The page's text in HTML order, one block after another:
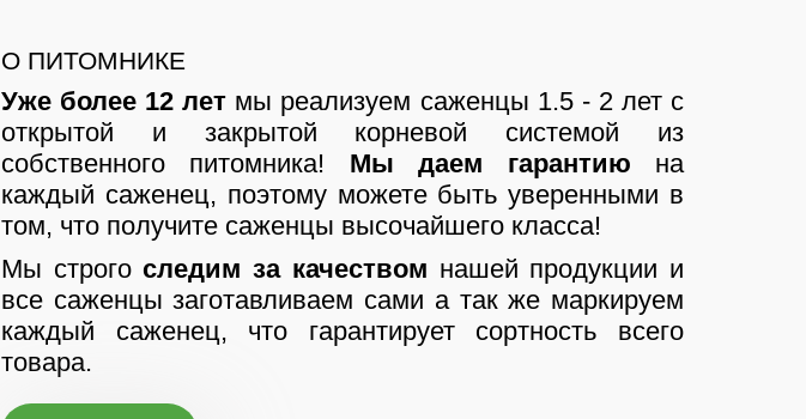
О ПИТОМНИКЕ
Уже более 12 лет мы реализуем саженцы 1.5 - 2 лет с
открытой и закрытой корневой системой из
собственного питомника! Мы даем гарантию на
каждый саженец, поэтому можете быть уверенными в
том, что получите саженцы высочайшего класса!
Мы строгоследим за качеством нашей продукции и
все саженцы заготавливаем сами а так же маркируем
каждый саженец, что гарантирует сортность всего
товара.